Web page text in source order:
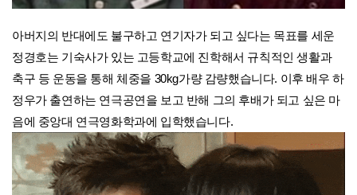
아버지의 반대에도 불구하고 연기자가 되고 싶다는 목표를 세운
정경호는 기숙사가 있는 고등학교에 진학해서 규칙적인 생활과
축구 등 운동을 통해 체중을 30kg가량 감량했습니다. 이후 배우 하
정우가 출연하는 연극공연을 보고 반해 그의 후배가 되고 싶은 마
음에 중앙대 연극영화학과에 입학했습니다.